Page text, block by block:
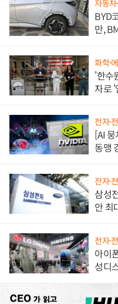
자동차
BYD
만,
화학·
'한수
자로 '
전자·
[AI
동맹
전자·
삼성
안 최
전자·
아이
성디